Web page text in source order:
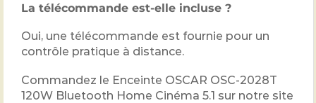
La télécommande est-elle incluse ?
Oui, une télécommande est fournie pour un
contrôle pratique à distance.
Commandez le Enceinte OSCAR OSC-2028T
120W Bluetooth Home Cinéma 5.1 sur notre site